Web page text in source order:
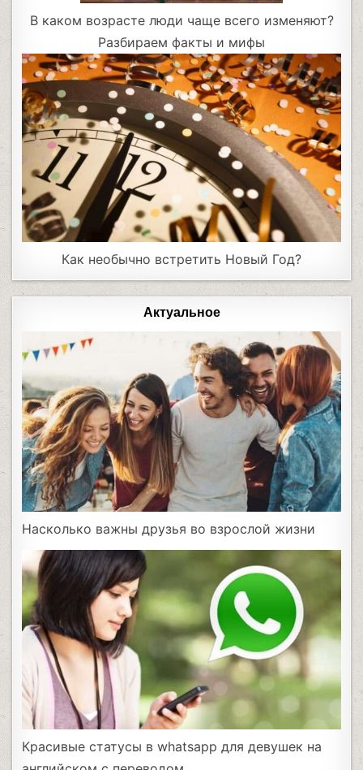
В каком возрасте люди чаще всего изменяют?
Разбираем факты и мифы
Как необычно встретить Новый Год?
Актуальное
Насколько важны друзья во взрослой жизни
Красивые статусы в whatsapp для девушек на